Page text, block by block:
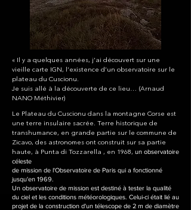
« Il y a quelques années, j’ai découvert sur une
vieille carte IGN, l’existence d’un observatoire sur le
plateau du Cuscionu.
Je suis allé à la découverte de ce lieu… (Arnaud
NANO Méthivier)
Le Plateau du Cuscionu dans la montagne Corse est
une terre insulaire sacrée. Terre historique de
transhumance, en grande partie sur le commune de
Zicavo, des astronomes ont construit sur sa partie
haute, à Punta di Tozzarella , en 1968, un observatoire
céleste
de mission de l'Observatoire de Paris qui a fonctionné
jusqu'en 1969.
Un observatoire de mission est destiné à tester la qualité
du ciel et les conditions météorologiques. Celui-ci était lié au
projet de la construction d'un télescope de 2 m de diamètre